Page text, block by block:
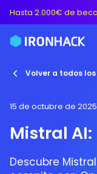
Hasta 2.000€ de
Volver a todos
15 de octubre de 2025
Mistral
Descubre